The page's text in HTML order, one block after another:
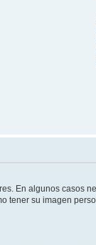
En algunos casos
su imagen